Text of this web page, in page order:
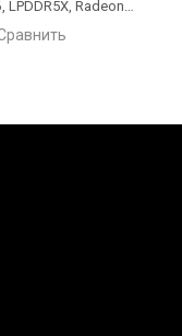
LPDDR5X, Radeon
SSD M.2 NVMe, 512 ГБ,
Pro, USB-A 5Gbps, Wi-
сравнить